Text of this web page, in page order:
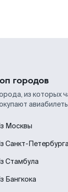
городов
из которых
Москвы
Санкт-
Стамбула
Бангкока